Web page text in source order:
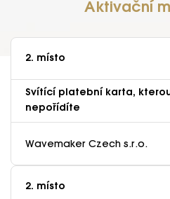
Aktivační
2. místo
Svítící platební karta,
nepořídíte
Wavemaker Czech s.r.o.
2. místo